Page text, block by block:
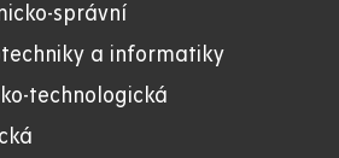
správní
a informatiky
technologická